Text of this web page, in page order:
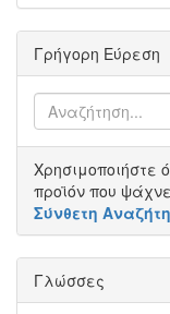
Γρήγορη Εύρεση
Χρησιμοποιήστε
προϊόν που
Σύνθετη
Γλώσσες